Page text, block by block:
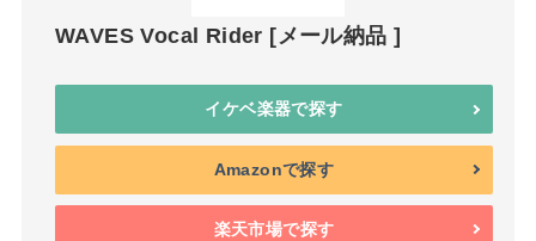
WAVES Vocal Rider [メール納品 ]
イケベ楽器で探す
Amazonで探す
楽天市場で探す